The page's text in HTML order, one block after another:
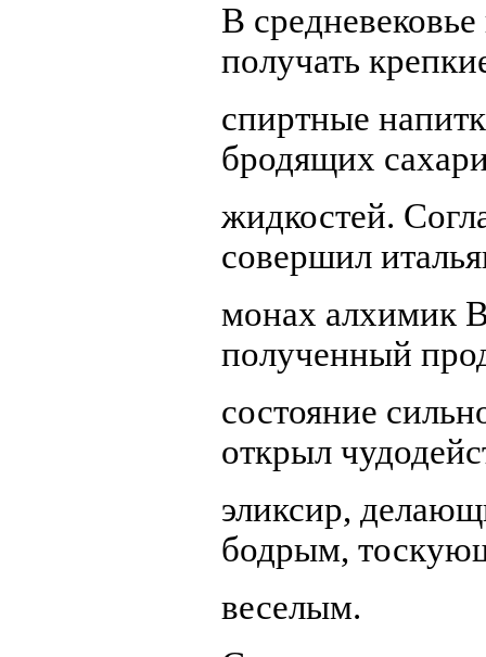
В
получать
спиртные
бродящих
жидкостей.
совершил
монах алхимик
полученный
состояние
открыл
эликсир,
бодрым,
веселым.